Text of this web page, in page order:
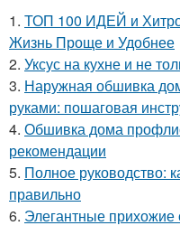
1. ТОП 100 ИДЕЙ и
Жизнь Проще и Удобнее
2. Уксус на кухне и не
3. Наружная обшивка
руками: пошаговая
4. Обшивка дома
рекомендации
5. Полное руководство:
правильно
6. Элегантные